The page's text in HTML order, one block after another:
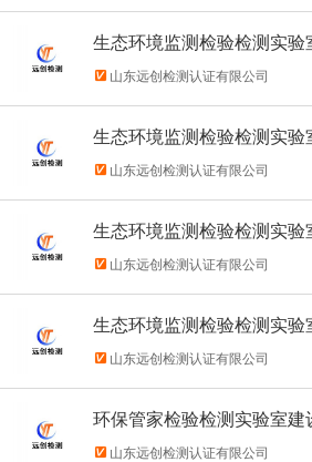
生态环境监测检验检测实
山东远创检测认证有限公司
生态环境监测检验检测实
价 山东远创检测认证有限公司
生态环境监测检验检测实
程 山东远创检测认证有限公司
生态环境监测检验检测实验
山东远创检测认证有限公司
环保管家检验检测实验室
山东远创检测认证有限公司